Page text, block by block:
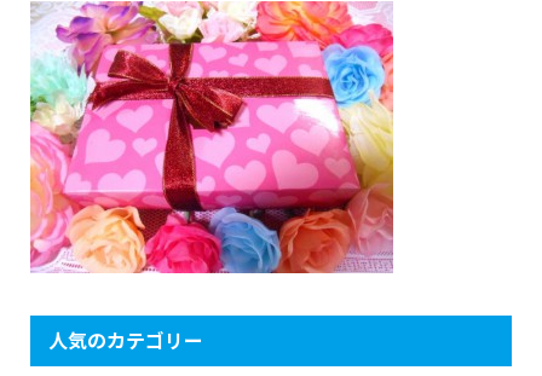
人気のカテゴリー